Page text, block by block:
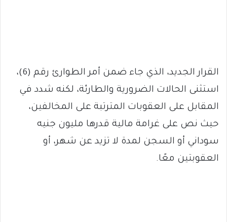
القرار الجديد، الذي جاء ضمن أمر الطوارئ رقم (6)،
استثنى الحالات الضرورية والطارئة، لكنه شدد في
المقابل على العقوبات المترتبة على المخالفين،
حيث نص على غرامة مالية قدرها مليون جنيه
سوداني أو السجن لمدة لا تزيد عن شهر، أو
العقوبتين معًا.